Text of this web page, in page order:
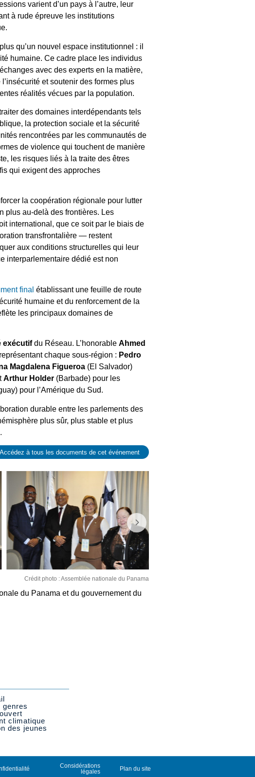
varient d’un pays à l’autre, leur
à rude épreuve les institutions
qu’un nouvel espace institutionnel : il
humaine. Ce cadre place les individus
avec des experts en la matière,
et soutenir des formes plus
réalités vécues par la population.
des domaines interdépendants tels
la protection sociale et la sécurité
rencontrées par les communautés de
de violence qui touchent de manière
les risques liés à la traite des êtres
qui exigent des approches
la coopération régionale pour lutter
plus au-delà des frontières. Les
international, que ce soit par le biais de
transfrontalière — restent
aux conditions structurelles qui leur
interparlementaire dédié est non
final établissant une feuille de route
humaine et du renforcement de la
les principaux domaines de
exécutifdu Réseau. L’honorableAhmed
chaque sous-région : Pedro
Magdalena Figueroa (El Salvador)
Arthur Holder (Barbade) pour les
pour l’Amérique du Sud.
durable entre les parlements des
plus sûr, plus stable et plus
à tous les documents de cet événement
Crédit photo : Assemblée nationale du Panama
du Panama et du gouvernement du
genres
climatique
des jeunes
Considérations
légales
Plan du site